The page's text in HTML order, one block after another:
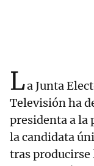
La Junta
Televisión ha
presidenta a la
la candidata
tras producirse